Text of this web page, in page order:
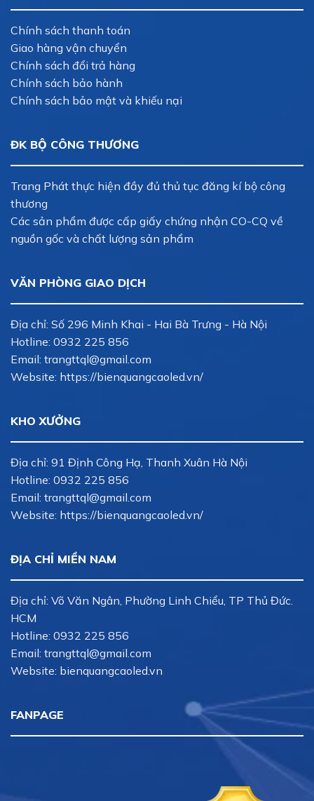
Chính sách thanh toán
Giao hàng vận chuyển
Chính sách đổi trả hàng
Chính sách bảo hành
Chính sách bảo mật và khiếu nại
ĐK BỘ CÔNG THƯƠNG
Trang Phát thực hiện đầy đủ thủ tục đăng kí bộ công
thương
Các sản phẩm được cấp giấy chứng nhận CO-CQ về
nguồn gốc và chất lượng sản phẩm
VĂN PHÒNG GIAO DỊCH
Địa chỉ: Số 296 Minh Khai - Hai Bà Trưng - Hà Nội
Hotline: 0932 225 856
Email: trangttql@gmail.com
Website: https://bienquangcaoled.vn/
KHO XƯỞNG
Địa chỉ: 91 Định Công Hạ, Thanh Xuân Hà Nội
Hotline: 0932 225 856
Email: trangttql@gmail.com
Website: https://bienquangcaoled.vn/
ĐỊA CHỈ MIỀN NAM
Địa chỉ: Võ Văn Ngân, Phường Linh Chiểu, TP Thủ Đức.
HCM
Hotline: 0932 225 856
Email: trangttql@gmail.com
Website: bienquangcaoled.vn
FANPAGE